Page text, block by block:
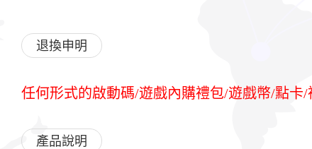
退換申明
任何形式的啟動碼/遊戲內購禮包/遊戲幣/點卡
產品說明